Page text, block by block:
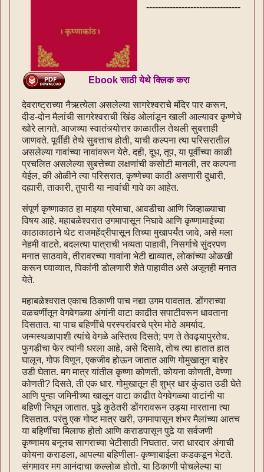
--------------------------------
Ebook साठी येथे क्लिक करा
देवराष्ट्राच्या नैऋत्येला असलेल्या सागरेश्वराचे मंदिर पार करून,
दीड-दोन मैलांची सागरेश्वराची खिंड ओलांडून खाली आल्यावर कृष्णेचे
खोरे लागते. आजच्या स्वातंत्र्योत्तर काळातील तेथली सुबत्ताही
जाणवते. पूर्वीही तेथे सुबत्ताच होती, याची कल्पना त्या परिसरातील
असलेल्या गावांच्या नावांवरून येते. दही, दूध, तूप, या पूर्वीच्या काळी
प्रचलित असलेल्या सुबत्तेच्या लक्षणांची कसोटी मानली, तर कल्पना
येईल, की ओळीने त्या परिसरात, कृष्णेच्या काठी असणारी दुधारी,
दह्यारी, ताकारी, तुपारी या नावांची गावे का आहेत.
संपूर्ण कृष्णाकाठ हा माझ्या प्रेमाचा, आवडीचा आणि जिव्हाळ्याचा
विषय आहे. महाबळेश्वरात उगमापासून निघावे आणि कृष्णामाईच्या
काठाकाठाने थेट राजमहेंद्रीपासून तिच्या मुखापर्यंत जावे, असे मला
नेहमी वाटते. बदलत्या पात्राची भव्यता पाहावी, निसर्गाचे सुंदरपण
मनात साठवावे, तीरावरच्या गावांना भेटी द्याव्यात, लोकांच्या ओळखी
करून घ्याव्यात, पिकांनी डोलणारी शेते पाहावीत असे अजूनही मनात
येते.
महाबळेश्वरात एकाच ठिकाणी पाच नद्या उगम पावतात. डोंगराच्या
वळचणींतून वेगवेगळ्या अंगांनी वाटा काढीत सपाटीवरून धावताना
दिसतात. या पाच बहिणींचे परस्परांवरचे प्रेम मोठे अमर्याद.
जन्मस्थळापाशी त्यांचे वेगळे अस्तित्व दिसते; पण ते तेवढ्यापुरतेच.
फुगडीचा फेर त्यांनी धरला आहे, असे दिसावे, तोच त्या हातात हात
घालून, गोफ विणून, एकजीव होऊन जातात आणि गोमुखातून बाहेर
उडी घेतात. मग मात्र यांतील कृष्णा कोणती, कोयना कोणती, वेण्णा
कोणती? दिसते, ती एक धार. गोमुखातून ही शुभ्र धार कुंडात उडी घेते
आणि पुन्हा जमिनीच्या खालून वाटा काढीत वेगवेगळ्या वाटांनी या
बहिणी निघून जातात. पुढे कुठेतरी डोंगरावरून उड्या मारताना त्या
दिसतात. परंतु एक गोष्ट मात्र खरी, उगमापासून शंभर मैलांच्या आतच
या बहिणींचा मिलाफ होतो आणि कराडपासून पुढे या सर्वजणी
कृष्णामय बनूनच सागराच्या भेटीसाठी निघतात. जरा धारदार अंगाची
कोयना कराडला, आपल्या बहिणीला- कृष्णाबाईला कडकडून भेटते.
संगमावर मग आनंदाचा कल्लोळ होतो. या ठिकाणी पोचलेल्या या